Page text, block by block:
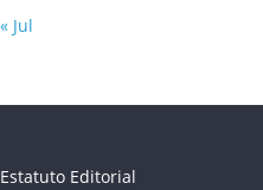
« Jul
Estatuto Editorial